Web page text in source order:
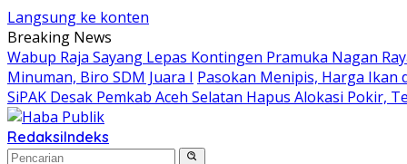
Langsung ke konten
Breaking News
Wabup Raja Sayang Lepas Kontingen Pramuka Nagan
Minuman, Biro SDM Juara I Pasokan Menipis, Harga Ikan
SiPAK Desak Pemkab Aceh Selatan Hapus Alokasi Pokir,
RedaksiIndeks